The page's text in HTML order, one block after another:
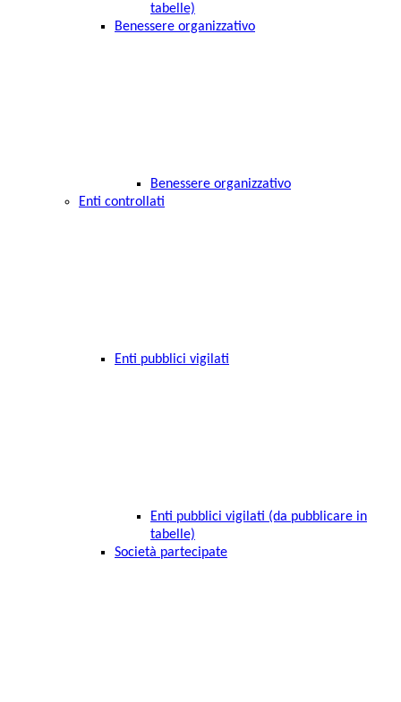
tabelle)
Benessere organizzativo
Benessere organizzativo
Enti controllati
Enti pubblici vigilati
Enti pubblici vigilati (da pubblicare in
tabelle)
Società partecipate